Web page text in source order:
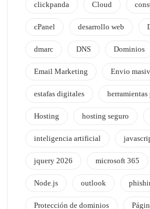
clickpanda Cloud
cPanel desarrollo web
dmarc DNS Dominios
Email Marketing Envio
estafas digitales herramientas
Hosting hosting seguro
inteligencia artificial
jquery 2026 microsoft 365
Node.js outlook
Protección de dominios